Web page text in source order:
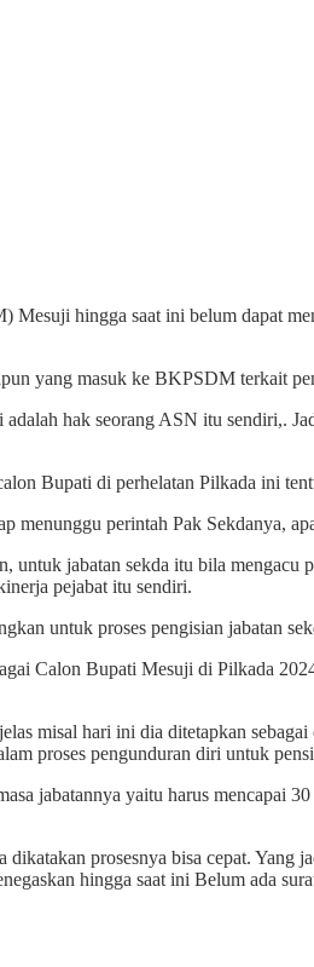
hingga saat ini belum dapat
yang masuk ke BKPSDM terkait
hak seorang ASN itu sendiri,.
Bupati di perhelatan Pilkada ini
menunggu perintah Pak Sekdanya,
untuk jabatan sekda itu bila
pejabat itu sendiri.
untuk proses pengisian jabatan
Calon Bupati Mesuji di Pilkada
misal hari ini dia ditetapkan
proses pengunduran diri untuk
jabatannya yaitu harus mencapai
prosesnya bisa cepat. Yang
hingga saat ini Belum ada